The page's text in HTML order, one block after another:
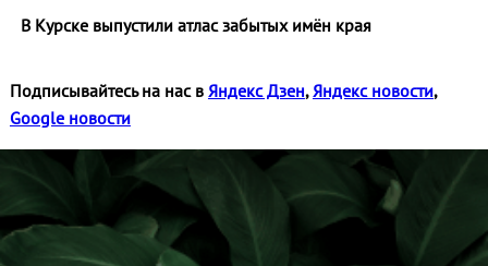
В Курске выпустили атлас забытых имён края
Подписывайтесь на нас в Яндекс Дзен, Яндекс новости,
Google новости